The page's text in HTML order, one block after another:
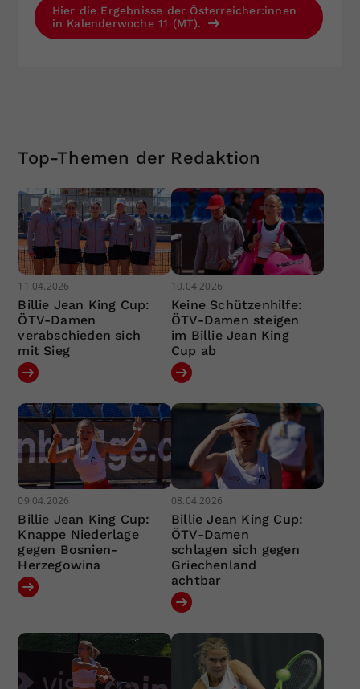
Hier die Ergebnisse der Österreicher:innen
in Kalenderwoche 11 (MT).
Top-Themen der Redaktion
11.04.2026
Billie Jean King Cup:
ÖTV-Damen
verabschieden sich
mit Sieg
10.04.2026
Keine Schützenhilfe:
ÖTV-Damen steigen
im Billie Jean King
Cup ab
09.04.2026
Billie Jean King Cup:
Knappe Niederlage
gegen Bosnien-
Herzegowina
08.04.2026
Billie Jean King Cup:
ÖTV-Damen
schlagen sich gegen
Griechenland
achtbar